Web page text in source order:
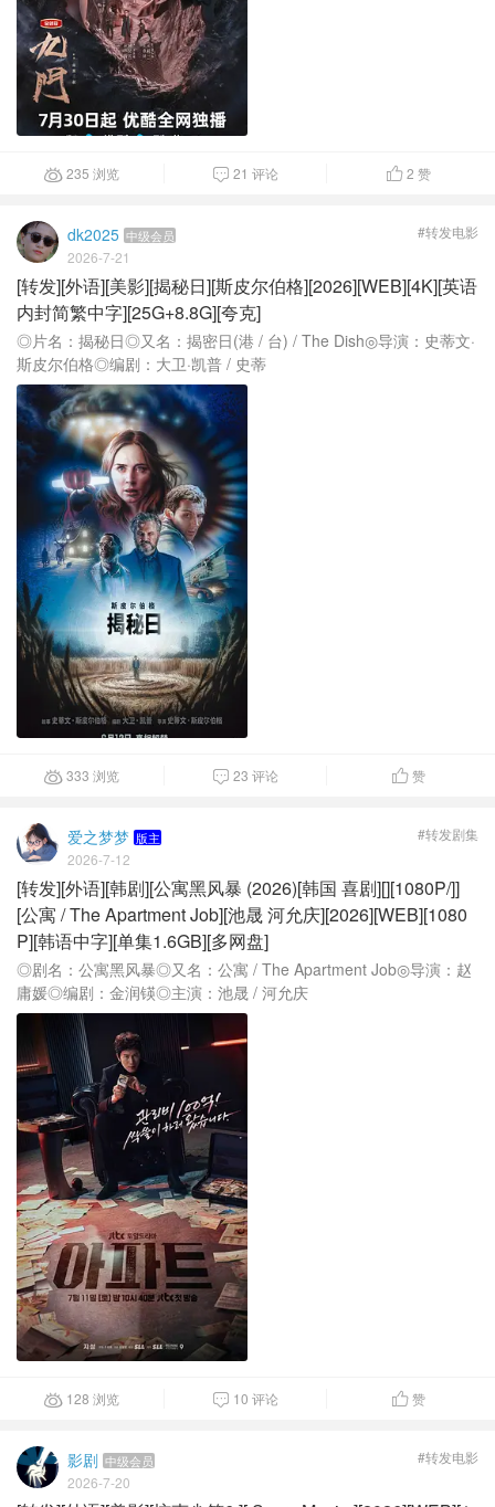
235 浏览  21 评论 2 赞
dk2025 中级会员
2026-7-21
#转发电影
[转发][外语][美影][揭秘日][斯皮尔伯格][2026][WEB][4K][英语
内封简繁中字][25G+8.8G][夸克]
◎片名：揭秘日◎又名：揭密日(港 / 台) / The Dish◎导演：史蒂文·
斯皮尔伯格◎编剧：大卫·凯普 / 史蒂
333 浏览  23 评论 赞
爱之梦梦 版主
2026-7-12
#转发剧集
[转发][外语][韩剧][公寓黑风暴 (2026)[韩国 喜剧][][1080P/]]
[公寓 / The Apartment Job][池晟 河允庆][2026][WEB][1080
P][韩语中字][单集1.6GB][多网盘]
◎剧名：公寓黑风暴◎又名：公寓 / The Apartment Job◎导演：赵
庸媛◎编剧：金润锳◎主演：池晟 / 河允庆
 128 浏览  10 评论 赞
影剧 中级会员
2026-7-20
#转发电影